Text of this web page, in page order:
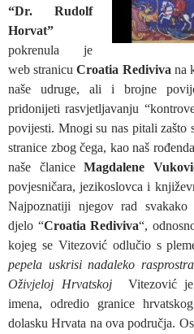
“Dr. Rudolf
Horvat”
pokrenula je
web stranicuCroatia Rediviva na
naše udruge, ali i brojne
pridonijeti rasvjetljavanju
povijesti. Mnogi su nas pitali zašto
stranice zbog čega, kao naš
naše članice Magdalene
povjesničara, jezikoslovca i
Najpoznatiji njegov rad svakako
djelo “Croatia Rediviva“,
kojeg se Vitezović odlučio s
pepela uskrisi nadaleko
Oživjeloj HrvatskojVitezović je
imena, odredio granice
dolasku Hrvata na ova područja.